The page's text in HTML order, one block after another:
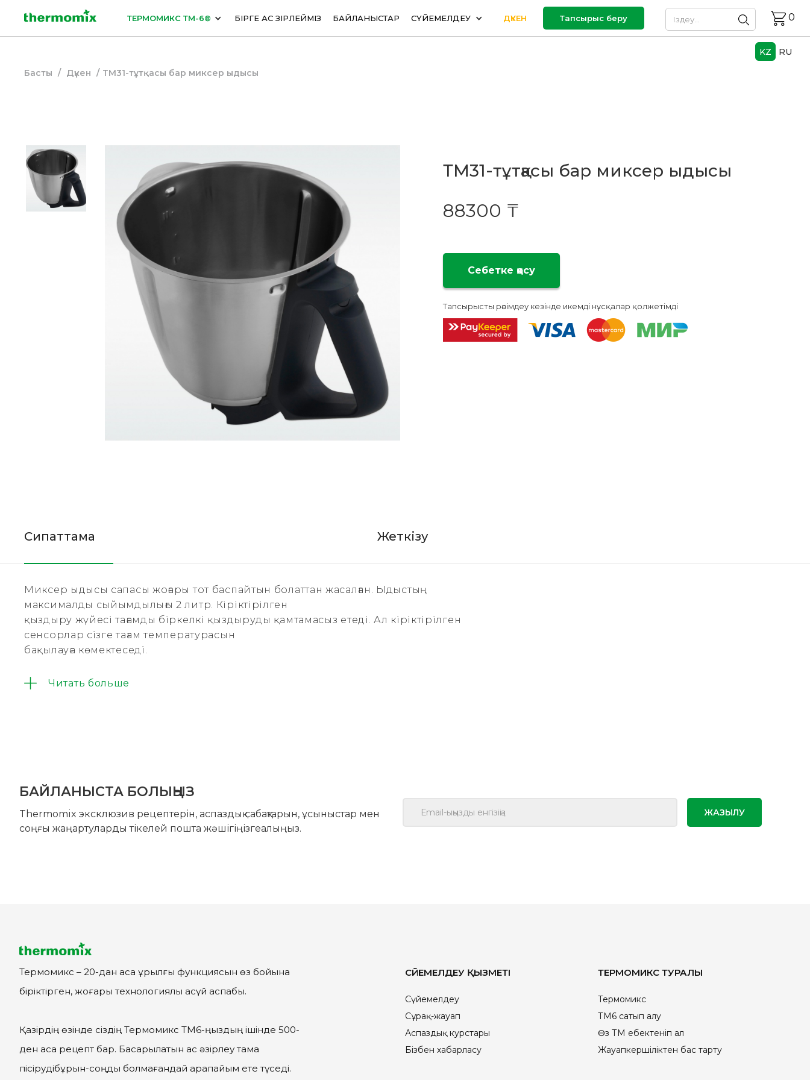
ТЕРМОМИКС ТМ-6® БІРГЕ АС ӘЗІРЛЕЙМІЗ БАЙЛАНЫСТАР СҮЙЕМЕЛДЕУ ДҮКЕН Тапсырыс беру 0
KZ
RU
Басты / Дүкен / ТМ31-тұтқасы бар миксер ыдысы
ТМ31-тұтқасы бар миксер ыдысы
88300 ₸
Тапсырысты рәсімдеу кезінде икемді нұсқалар қолжетімді
Сипаттама Жеткізу
Миксер ыдысы сапасы жоғары тот баспайтын болаттан жасалған. Ыдыстың
максималды сыйымдылығы 2 литр. Кіріктірілген
қыздыру жүйесі тағамды біркелкі қыздыруды қамтамасыз етеді. Ал кіріктірілген
сенсорлар сізге тағам температурасын
бақылауға көмектеседі.
Читать больше
БАЙЛАНЫСТА БОЛЫҢЫЗ
Thermomix эксклюзив рецептерін, аспаздық сабақтарын, ұсыныстар мен
соңғы жаңартуларды тікелей пошта жәшігіңізгеалыңыз.
Термомикс – 20-дан аса құрылғы функциясын өз бойына
біріктірген, жоғары технологиялы асүй аспабы.
Қазірдің өзінде сіздің Термомикс ТМ6-ңыздың ішінде 500-
ден аса рецепт бар. Басқарылатын ас әзірлеу тамақ
пісірудібұрын-соңды болмағандай қарапайым ете түседі.
СҮЙЕМЕЛДЕУ ҚЫЗМЕТІ
Сүйемелдеу
Сұрақ-жауап
Аспаздық курстары
Бізбен хабарласу
ТЕРМОМИКС ТУРАЛЫ
Термомикс
ТМ6 сатып алу
Өз ТМ еңбектеніп ал
Жауапкершіліктен бас тарту